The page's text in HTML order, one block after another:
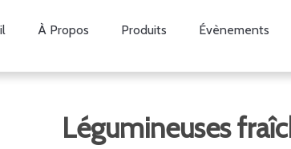
À Propos Produits Évènements
Légumineuses